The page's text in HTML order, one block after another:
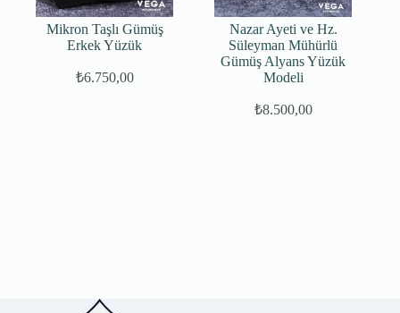
Mikron Taşlı Gümüş
Erkek Yüzük
₺6.750,00
Nazar Ayeti ve Hz.
Süleyman Mühürlü
Gümüş Alyans Yüzük
Modeli
₺8.500,00